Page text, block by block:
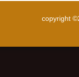
copyright